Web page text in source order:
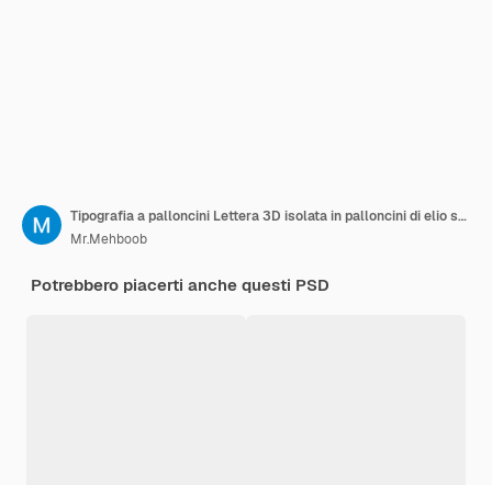
Tipografia a palloncini Lettera 3D isolata in palloncini di elio su sfondo PNG
Mr.Mehboob
Potrebbero piacerti anche questi PSD